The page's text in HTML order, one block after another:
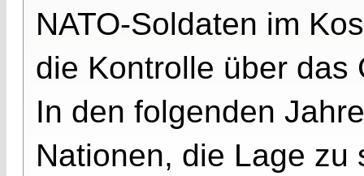
NATO-Soldaten im
die Kontrolle über das
In den folgenden
Nationen, die Lage zu